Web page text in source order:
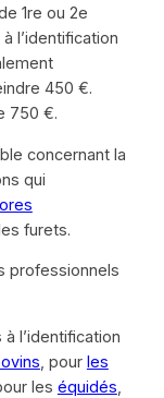
1re ou 2e
l’identification
450 €.
750 €.
concernant la
qui
furets.
professionnels
l’identification
, pour les
les équidés,